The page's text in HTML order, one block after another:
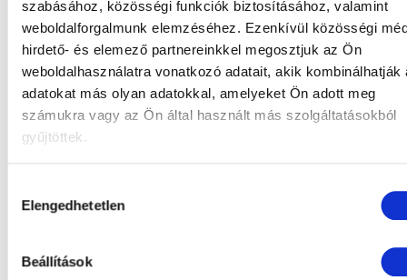
szabásához, közösségi funkciók biztosításához, valamint
weboldalforgalmunk elemzéséhez. Ezenkívül közösségi
hirdető- és elemező partnereinkkel megosztjuk az Ön
weboldalhasználatra vonatkozó adatait, akik kombinálhatják
adatokat más olyan adatokkal, amelyeket Ön adott meg
számukra vagy az Ön által használt más szolgáltatásokból
gyűjtöttek.
kiválasztása
Elengedhetetlen
Beállítások